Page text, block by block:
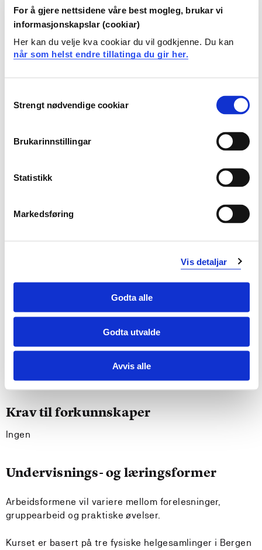
For å gjere nettsidene våre best mogleg, brukar vi
informasjonskapslar (cookiar)
Her kan du velje kva cookiar du vil godkjenne. Du kan
når som helst endre tillatinga du gir her.
Selection
Strengt nødvendige cookiar
Brukarinnstillingar
Statistikk
Markedsføring
Vis detaljar
Godta alle
Godta utvalde
Avvis alle
Kunnskaper
organisasjonsendring og innovasjon.
Forstå teorier om ledelse av prosesser knyttet til
Forstå hvordan innovasjon skaper verdier og
individnivå og metoder for håndtering av dette.
organisasjonsendring og innovasjon.
forslag til strategi, ledelse og metoder.
Kunne identifisere behov for innovasjon og endring
og mulig tilnærminger for å lede slike prosesser.
Kunne reflektere kritisk rundt planlegging og
gjennomføring av innovasjons- og endringsprosesser.
Krav til forkunnskaper
Ingen
Undervisnings- og læringsformer
Arbeidsformene vil variere mellom forelesninger,
gruppearbeid og praktiske øvelser.
Kurset er basert på tre fysiske helgesamlinger i Bergen